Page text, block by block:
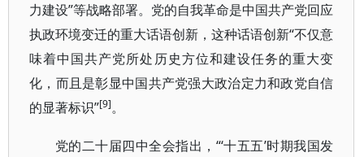
力建设”等战略部署。党的自我革命是中国共产党回应
执政环境变迁的重大话语创新，这种话语创新“不仅意
味着中国共产党所处历史方位和建设任务的重大变
化，而且是彰显中国共产党强大政治定力和政党自信
的显著标识”[9]。
党的二十届四中全会指出， “‘十五五’时期我国发